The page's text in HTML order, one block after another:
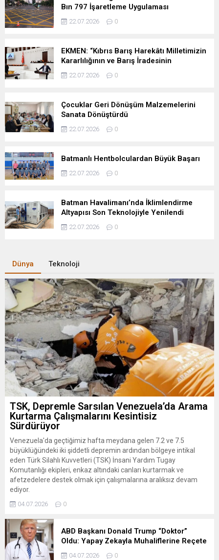
Bın 797 İşaretleme Uygulaması
22.07.2026 0
EKMEN: “Kıbrıs Barış Harekâtı Milletimizin
Kararlılığının ve Barış İradesinin
Simgesidir”
22.07.2026 0
Çocuklar Geri Dönüşüm Malzemelerini
Sanata Dönüştürdü
22.07.2026 0
Batmanlı Hentbolculardan Büyük Başarı
22.07.2026 0
Batman Havalimanı’nda İklimlendirme
Altyapısı Son Teknolojiyle Yenilendi
22.07.2026 0
Dünya Teknoloji
TSK, Depremle Sarsılan Venezuela’da Arama
Kurtarma Çalışmalarını Kesintisiz
Sürdürüyor
Venezuela'da geçtiğimiz hafta meydana gelen 7.2 ve 7.5
büyüklüğündeki iki şiddetli depremin ardından bölgeye intikal
eden Türk Silahlı Kuvvetleri (TSK) İnsani Yardım Tugay
Komutanlığı ekipleri, enkaz altındaki canları kurtarmak ve
afetzedelere destek olmak için çalışmalarına aralıksız devam
ediyor.
04.07.2026 0
ABD Başkanı Donald Trump “Doktor”
Oldu: Yapay Zekayla Muhaliflerine Reçete
Yazdı
04.07.2026 0